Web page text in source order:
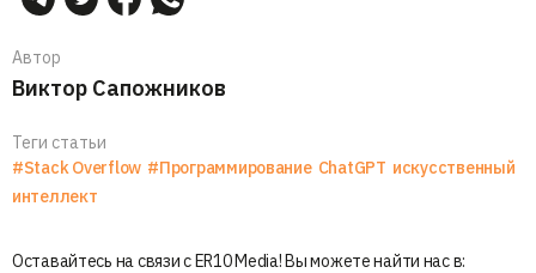
Автор
Виктор Сапожников
Теги статьи
#Stack Overflow #Программирование ChatGPT искусственный
интеллект
Оставайтесь на связи с ER10 Media! Вы можете найти нас в: